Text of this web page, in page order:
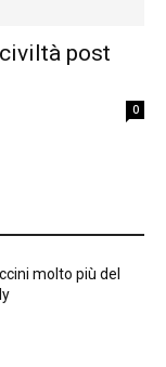
post
0
molto più del